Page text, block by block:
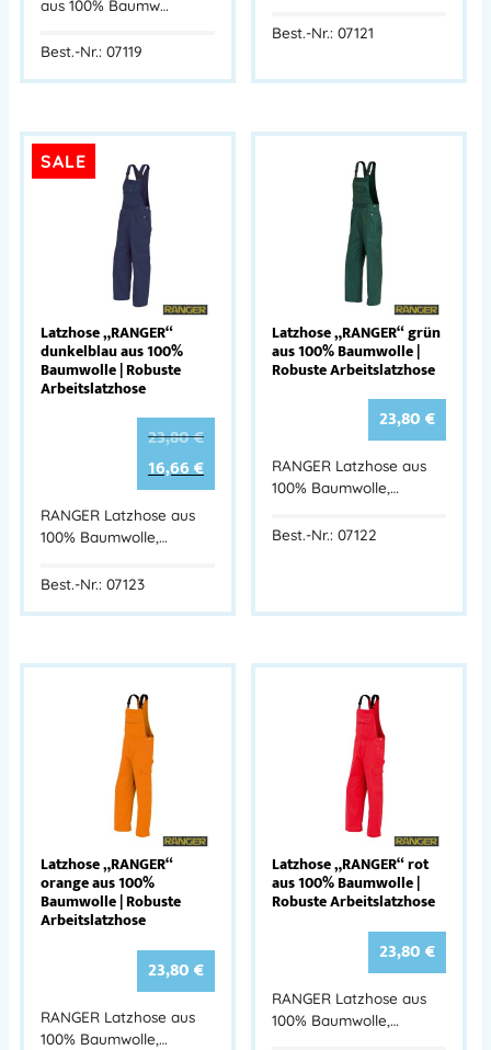
aus 100% Baumw…
Best.-Nr.: 07119
Best.-Nr.: 07121
SALE
Latzhose „RANGER“
dunkelblau aus 100%
Baumwolle | Robuste
Arbeitslatzhose
23,80€
16,66€
RANGER Latzhose aus
100% Baumwolle,…
Best.-Nr.: 07123
Latzhose „RANGER“ grün
aus 100% Baumwolle |
Robuste Arbeitslatzhose
23,80€
RANGER Latzhose aus
100% Baumwolle,…
Best.-Nr.: 07122
Latzhose „RANGER“
orange aus 100%
Baumwolle | Robuste
Arbeitslatzhose
23,80€
RANGER Latzhose aus
100% Baumwolle,…
Latzhose „RANGER“ rot
aus 100% Baumwolle |
Robuste Arbeitslatzhose
23,80€
RANGER Latzhose aus
100% Baumwolle,…